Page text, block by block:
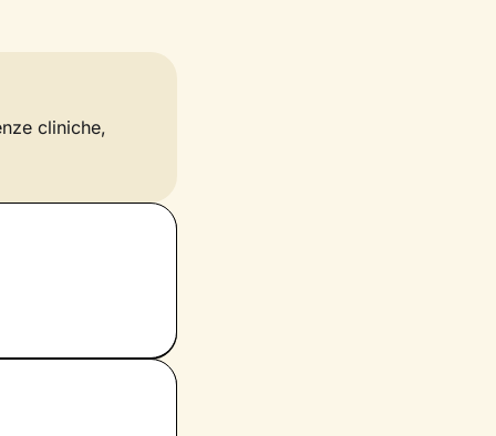
cliniche,